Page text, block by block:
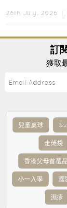
26th July, 2026 ｜
訂
獲取
兒童桌球
走佬袋
香港父母首選
小一入學 國
濕疹